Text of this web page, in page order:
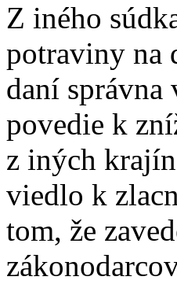
Z iného
potraviny na
daní
povedie k
z iných
viedlo k
tom, že